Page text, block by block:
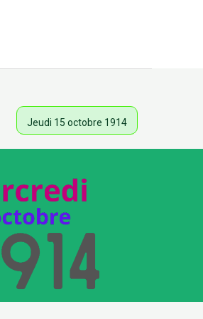
Jeudi 15 octobre 1914